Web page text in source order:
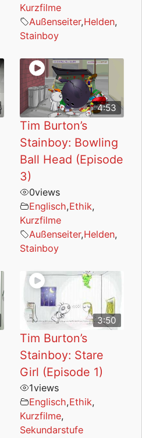
Kurzfilme
Außenseiter,Helden,
Stainboy
4:53
Tim Burton’s
Stainboy: Bowling
Ball Head (Episode
3)
0views
Englisch,Ethik,
Kurzfilme
Außenseiter,Helden,
Stainboy
3:50
Tim Burton’s
Stainboy: Stare
Girl (Episode 1)
1views
Englisch,Ethik,
Kurzfilme,
Sekundarstufe